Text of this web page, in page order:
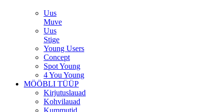
Uus
Muve
Uus
Stige
Young Users
Concept
Spot Young
4 You Young
MÖÖBLI TÜÜP
Kirjutuslauad
Kohvilauad
Kummutid